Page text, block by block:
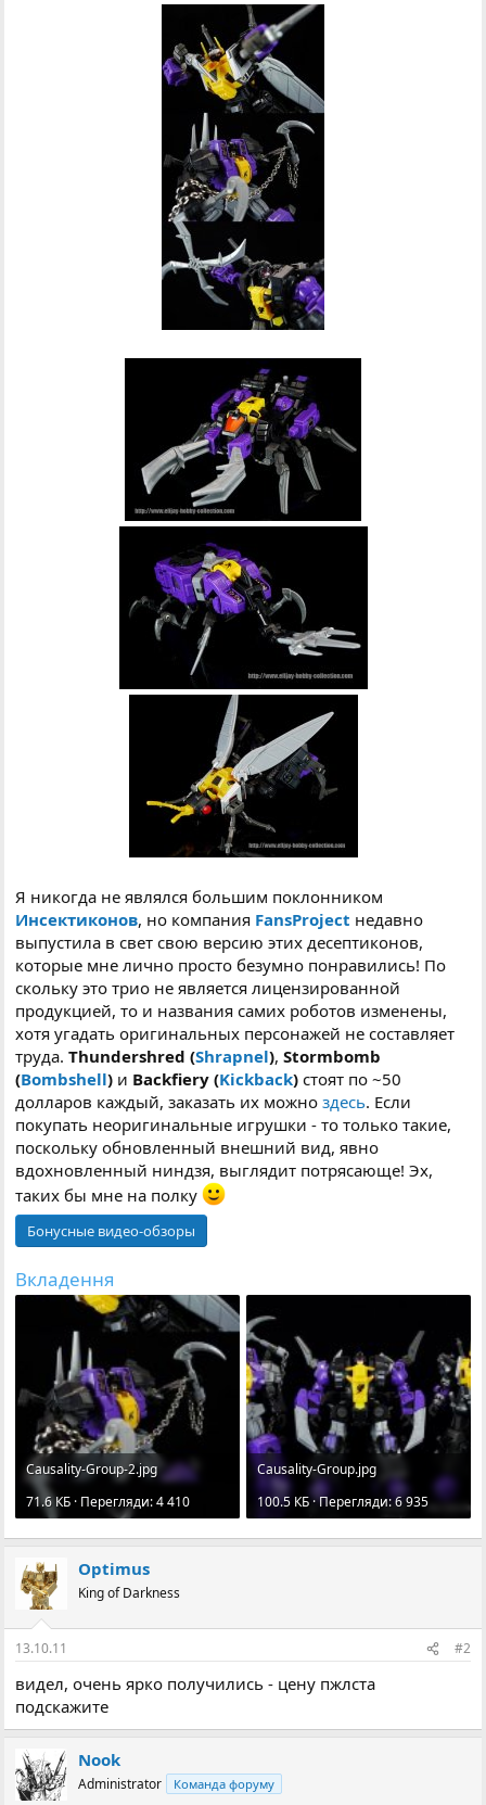
Я никогда не являлся большим поклонником
Инсектиконов, но компания FansProject недавно
выпустила в свет свою версию этих десептиконов,
которые мне лично просто безумно понравились! По
скольку это трио не является лицензированной
продукцией, то и названия самих роботов изменены,
хотя угадать оригинальных персонажей не составляет
труда.Thundershred (Shrapnel),Stormbomb
(Bombshell) и Backfiery (Kickback) стоят по ~50
долларов каждый, заказать их можноздесь. Если
покупать неоригинальные игрушки - то только такие,
поскольку обновленный внешний вид, явно
вдохновленный ниндзя, выглядит потрясающе! Эх,
таких бы мне на полку
Бонусные видео-обзоры
Вкладення
Causality-Group-2.jpg
71.6 КБ · Перегляди: 4 410
Causality-Group.jpg
100.5 КБ · Перегляди: 6 935
Optimus
King of Darkness
13.10.11 #2
видел, очень ярко получились - цену пжлста
подскажите
Nook
Administrator Команда форуму